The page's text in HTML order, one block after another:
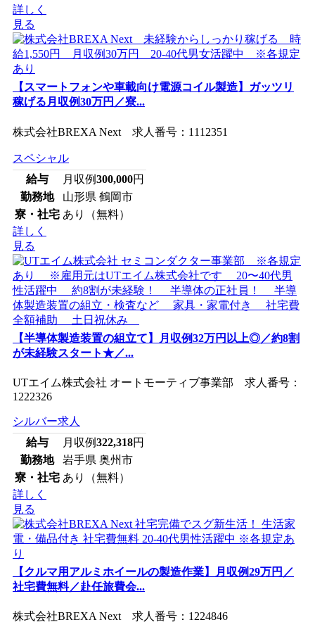
詳しく
見る
【スマートフォンや車載向け電源コイル製造】ガッツリ
稼げる月収例30万円／寮...
株式会社BREXA Next 求人番号：1112351
スペシャル
給与
月収例300,000円
勤務地
山形県 鶴岡市
寮・社宅 あり（無料）
詳しく
見る
【半導体製造装置の組立て】月収例32万円以上◎／約8割
が未経験スタート★／...
UTエイム株式会社 オートモーティブ事業部 求人番号：
1222326
シルバー求人
給与
月収例322,318円
勤務地
岩手県 奥州市
寮・社宅 あり（無料）
詳しく
見る
【クルマ用アルミホイールの製造作業】月収例29万円／
社宅費無料／赴任旅費会...
株式会社BREXA Next 求人番号：1224846